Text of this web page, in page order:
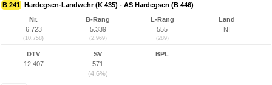
B 241 Hardegsen-Landwehr (K 435) - AS Hardegsen (B 446)
Nr.
6.723
(10.758)
B-Rang
5.339
(2.969)
L-Rang
555
(289)
Land
NI
DTV
12.407
SV
571
(4,6%)
BPL